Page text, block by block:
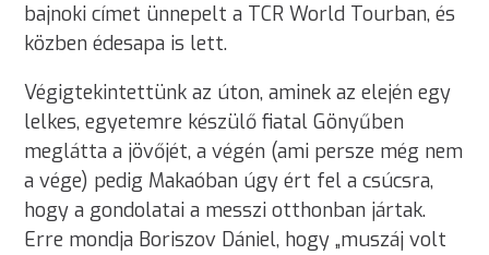
bajnoki címet ünnepelt a TCR World Tourban, és
közben édesapa is lett.
Végigtekintettünk az úton, aminek az elején egy
lelkes, egyetemre készülő fiatal Gönyűben
meglátta a jövőjét, a végén (ami persze még nem
a vége) pedig Makaóban úgy ért fel a csúcsra,
hogy a gondolatai a messzi otthonban jártak.
Erre mondja Boriszov Dániel, hogy „muszáj volt